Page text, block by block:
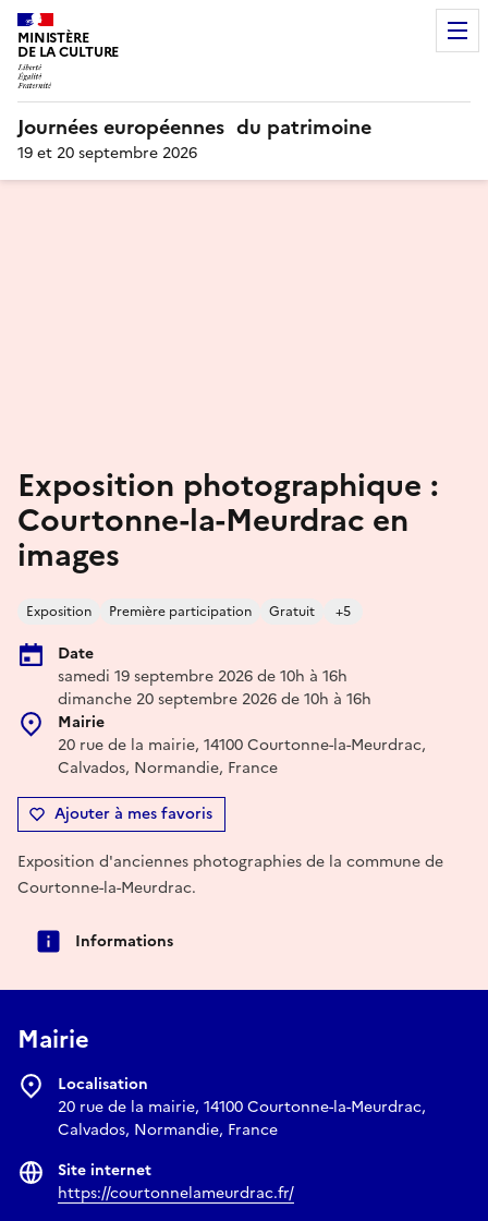
MINISTÈRE
DE LA CULTURE
Journées européennes du patrimoine
19 et 20 septembre 2026
Exposition photographique :
Courtonne-la-Meurdrac en
images
Exposition Première participation Gratuit +5
Date
samedi 19 septembre 2026 de 10h à 16h
dimanche 20 septembre 2026 de 10h à 16h
Mairie
20 rue de la mairie, 14100 Courtonne-la-Meurdrac,
Calvados, Normandie, France
Ajouter à mes favoris
Exposition d'anciennes photographies de la commune de
Courtonne-la-Meurdrac.
Informations
Mairie
Localisation
20 rue de la mairie, 14100 Courtonne-la-Meurdrac,
Calvados, Normandie, France
Site internet
https://courtonnelameurdrac.fr/